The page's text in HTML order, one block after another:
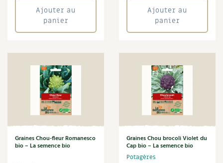
Ajouter au
panier
Ajouter au
panier
Graines Chou-fleur Romanesco
bio – La semence bio
Graines Chou brocoli Violet du
Cap bio – La semence bio
Potagères